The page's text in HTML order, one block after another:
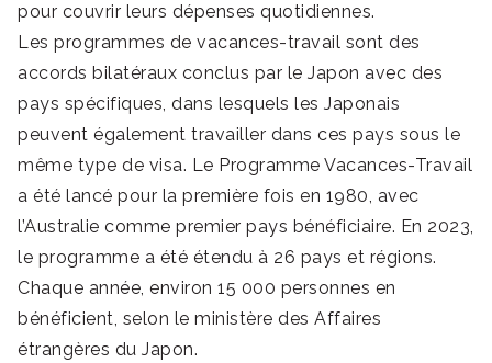
pour couvrir leurs dépenses quotidiennes.
Les programmes de vacances-travail sont des
accords bilatéraux conclus par le Japon avec des
pays spécifiques, dans lesquels les Japonais
peuvent également travailler dans ces pays sous le
même type de visa. Le Programme Vacances-Travail
a été lancé pour la première fois en 1980, avec
l’Australie comme premier pays bénéficiaire. En 2023,
le programme a été étendu à 26 pays et régions.
Chaque année, environ 15 000 personnes en
bénéficient, selon le ministère des Affaires
étrangères du Japon.